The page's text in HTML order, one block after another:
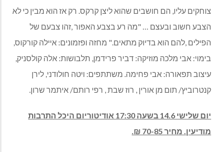
צוחקים עליו, הם חושבים שהוא ליצן קרקס. רק אז הוא מבין כי לא
הצבע חשוב ובעצם … "מה רע בצבע האפור ,זהו צבעם של
הפילים ,להם הוא בדיוק מתאים." מחזה ופזמונים: איילה קורקוס,
בימוי: אבי מלכה מוזיקה: דביר פרידמן, תלבושות: אלה קולסניק,
עיצוב תפאורה: אבי פחימה. משתתפים: ויטה חולודני, לירן
קנטרוביץ/ תום מן אורין , רוז שבת , רפי רותם/ איתמר שרון.
יום שלישי 14.6 בשעה 17:30 אודיטוריום היכל התרבות
מודיעין. מחיר 70-85 ₪.